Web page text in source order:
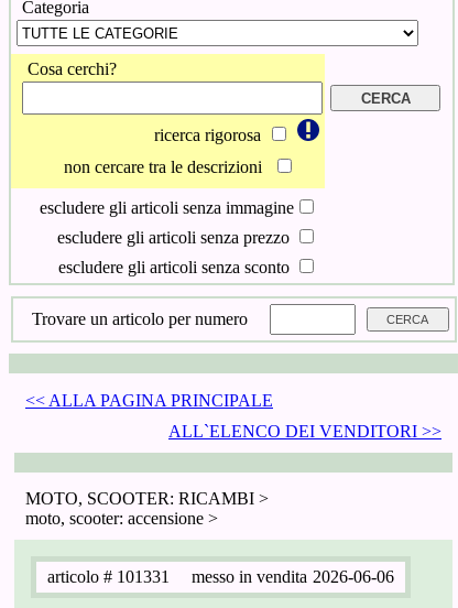
Categoria
Cosa cerchi?
ricerca rigorosa
non cercare tra le descrizioni
escludere gli articoli senza immagine
escludere gli articoli senza prezzo
escludere gli articoli senza sconto
Trovare un articolo per numero
<< ALLA PAGINA PRINCIPALE
ALL`ELENCO DEI VENDITORI >>
MOTO, SCOOTER: RICAMBI >
moto, scooter: accensione >
articolo # 101331 messo in vendita 2026-06-06